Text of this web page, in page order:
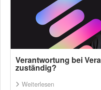
Verantwortung bei
zuständig?
Weiterlesen